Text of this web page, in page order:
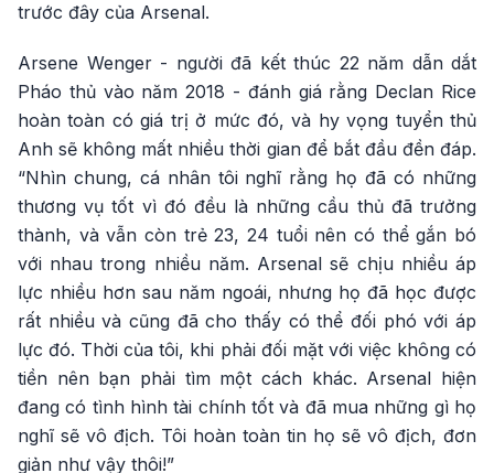
trước đây của Arsenal.
Arsene Wenger - người đã kết thúc 22 năm dẫn dắt
Pháo thủ vào năm 2018 - đánh giá rằng Declan Rice
hoàn toàn có giá trị ở mức đó, và hy vọng tuyển thủ
Anh sẽ không mất nhiều thời gian để bắt đầu đền đáp.
“Nhìn chung, cá nhân tôi nghĩ rằng họ đã có những
thương vụ tốt vì đó đều là những cầu thủ đã trưởng
thành, và vẫn còn trẻ 23, 24 tuổi nên có thể gắn bó
với nhau trong nhiều năm. Arsenal sẽ chịu nhiều áp
lực nhiều hơn sau năm ngoái, nhưng họ đã học được
rất nhiều và cũng đã cho thấy có thể đối phó với áp
lực đó. Thời của tôi, khi phải đối mặt với việc không có
tiền nên bạn phải tìm một cách khác. Arsenal hiện
đang có tình hình tài chính tốt và đã mua những gì họ
nghĩ sẽ vô địch. Tôi hoàn toàn tin họ sẽ vô địch, đơn
giản như vậy thôi!”